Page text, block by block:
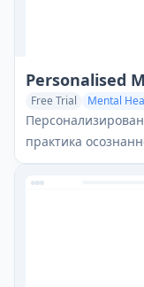
Personalised
Free Trial Mental
AI Knowledge
практика
соответствия
предпочтениям